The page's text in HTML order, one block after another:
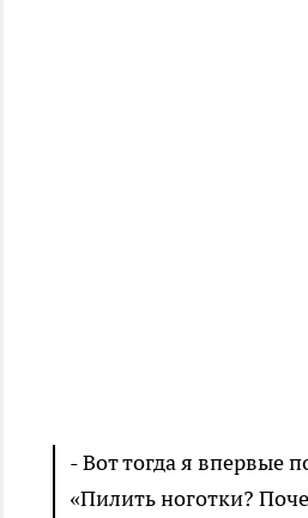
- Вот тогда я впервые
«Пилить ноготки?